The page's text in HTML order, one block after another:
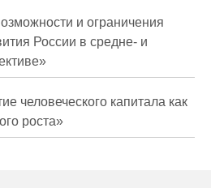
и ограничения
России в средне- и
человеческого капитала как
роста»